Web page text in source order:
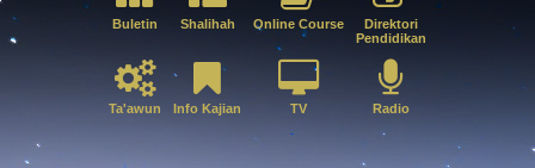
Buletin Shalihah Online Course
Direktori
Pendidikan
Ta'awun Info Kajian TV Radio